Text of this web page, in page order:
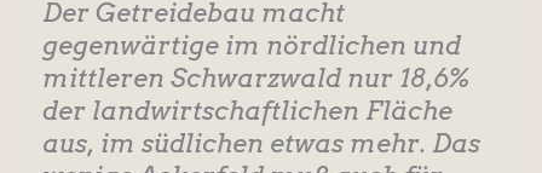
Der Getreidebau macht
gegenwärtige im nördlichen und
mittleren Schwarzwald nur 18,6%
der landwirtschaftlichen Fläche
aus, im südlichen etwas mehr. Das